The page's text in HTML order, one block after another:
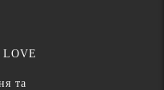
LOVE
та